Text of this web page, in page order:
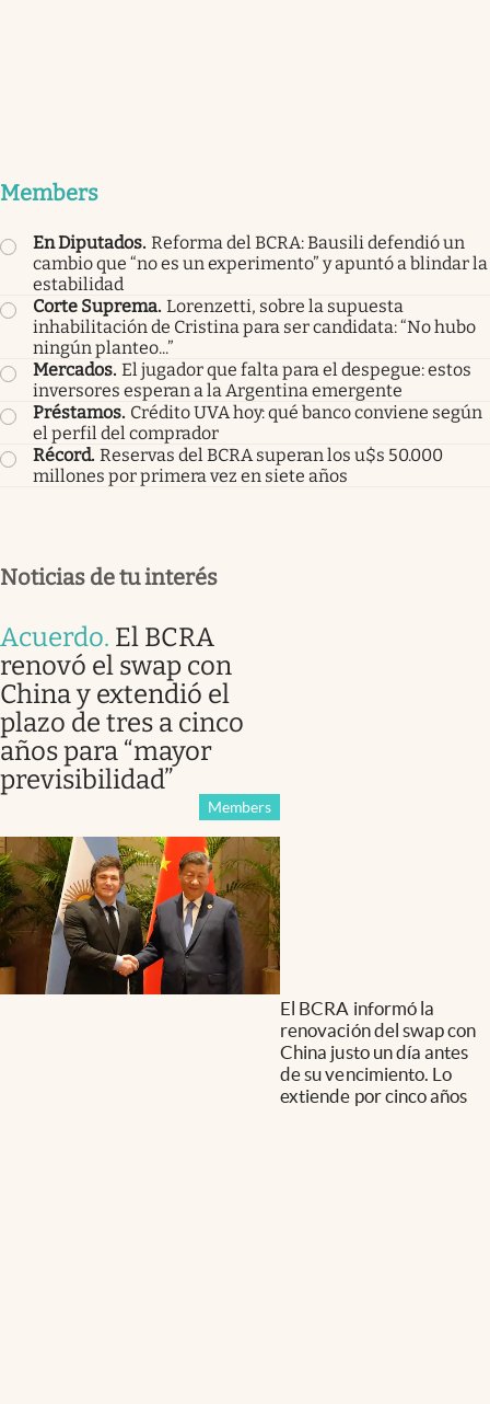
Members
En Diputados. Reforma del BCRA: Bausili defendió un
cambio que “no es un experimento” y apuntó a blindar la
estabilidad
Corte Suprema. Lorenzetti, sobre la supuesta
inhabilitación de Cristina para ser candidata: “No hubo
ningún planteo...”
Mercados. El jugador que falta para el despegue: estos
inversores esperan a la Argentina emergente
Préstamos. Crédito UVA hoy: qué banco conviene según
el perfil del comprador
Récord. Reservas del BCRA superan los u$s 50.000
millones por primera vez en siete años
Noticias de tu interés
Acuerdo. El BCRA
renovó el swap con
China y extendió el
plazo de tres a cinco
años para “mayor
previsibilidad”
Members
El BCRA informó la
renovación del swap con
China justo un día antes
de su vencimiento. Lo
extiende por cinco años